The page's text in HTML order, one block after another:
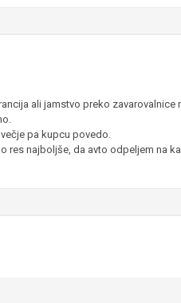
ali jamstvo preko zavarovalnice
pa kupcu povedo.
najboljše, da avto odpeljem na